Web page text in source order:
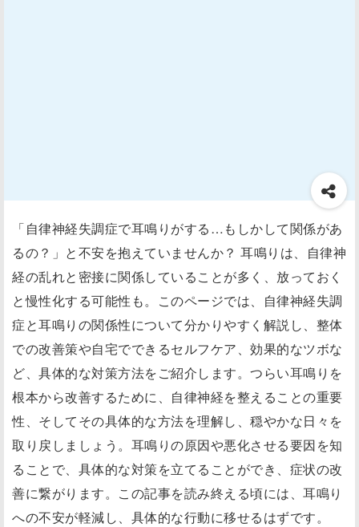
「自律神経失調症で耳鳴りがする…もしかして関係があ
るの？」と不安を抱えていませんか？ 耳鳴りは、自律神
経の乱れと密接に関係していることが多く、放っておく
と慢性化する可能性も。このページでは、自律神経失調
症と耳鳴りの関係性について分かりやすく解説し、整体
での改善策や自宅でできるセルフケア、効果的なツボな
ど、具体的な対策方法をご紹介します。つらい耳鳴りを
根本から改善するために、自律神経を整えることの重要
性、そしてその具体的な方法を理解し、穏やかな日々を
取り戻しましょう。耳鳴りの原因や悪化させる要因を知
ることで、具体的な対策を立てることができ、症状の改
善に繋がります。この記事を読み終える頃には、耳鳴り
への不安が軽減し、具体的な行動に移せるはずです。